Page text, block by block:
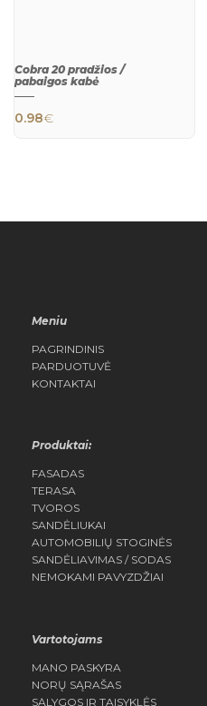
Cobra 20 pradžios /
pabaigos kabė
0.98€
Meniu
PAGRINDINIS
PARDUOTUVĖ
KONTAKTAI
Produktai:
FASADAS
TERASA
TVOROS
SANDĖLIUKAI
AUTOMOBILIŲ STOGINĖS
SANDĖLIAVIMAS / SODAS
NEMOKAMI PAVYZDŽIAI
Vartotojams
MANO PASKYRA
NORŲ SĄRAŠAS
SĄLYGOS IR TAISYKLĖS